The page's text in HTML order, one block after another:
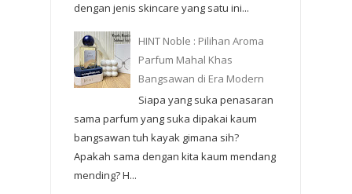
dengan jenis skincare yang satu ini...
HINT Noble : Pilihan Aroma
Parfum Mahal Khas
Bangsawan di Era Modern
Siapa yang suka penasaran
sama parfum yang suka dipakai kaum
bangsawan tuh kayak gimana sih?
Apakah sama dengan kita kaum mendang
mending? H...